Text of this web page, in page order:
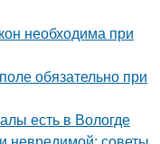
необходима при
обязательно при
есть в Вологде